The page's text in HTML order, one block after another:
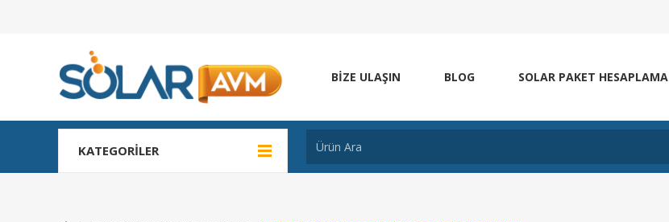
BIZE ULAŞIN BLOG SOLAR PAKET HESAPLAMA
KATEGORILER